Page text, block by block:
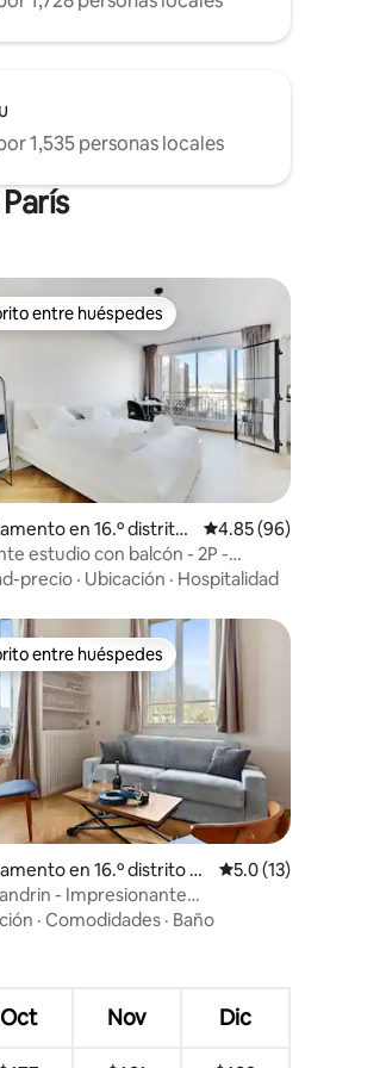
1,535 personas locales
5.0 de 5, 6 reseñas
entre huéspedes
entre huéspedes
en 16.º distrito
Calificación
4.85 (96)
estudio con balcón - 2P -
Passy
precio · Ubicación · Hospitalidad
5.0 de 5, 38 reseñas
entre huéspedes
entre huéspedes
en 16.º distrito d
Calificación
5.0 (13)
- Impresionante
con aire acondicionado
· Comodidades · Baño
Oct Nov Dic